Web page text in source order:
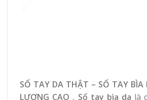
SỔ TAY DA THẬT – SỔ TAY
LƯỢNG CAO , Sổ tay bìa da là